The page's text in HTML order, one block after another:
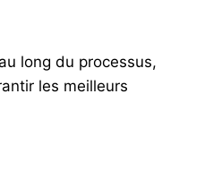
long du processus,
les meilleurs